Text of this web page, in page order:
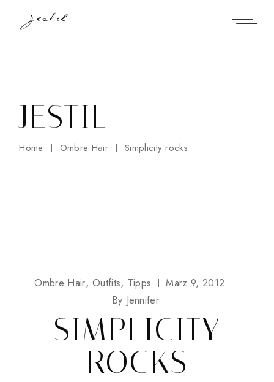
content
JESTIL
Home Ombre Hair Simplicity rocks
Ombre Hair Outfits Tipps
März 9, 2012
By Jennifer
SIMPLICITY
ROCKS